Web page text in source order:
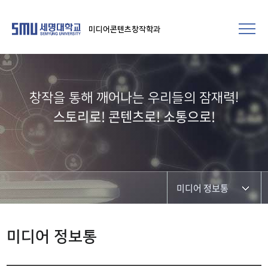
미디어콘텐츠창작학과
창작을 통해 깨어나는 우리들의 잠재력!​
스토리로! 콘텐츠로! 소통으로!
미디어 정보통
미디어 정보통